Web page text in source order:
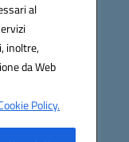
al
inoltre,
da Web
Policy.